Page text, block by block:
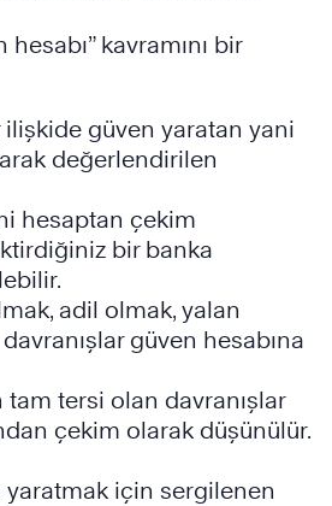
kavramını bir
ilişkide güven yaratan yani
değerlendirilen
hesaptan çekim
bir banka
adil olmak, yalan
güven hesabına
tersi olan davranışlar
çekim olarak düşünülür.
için sergilenen